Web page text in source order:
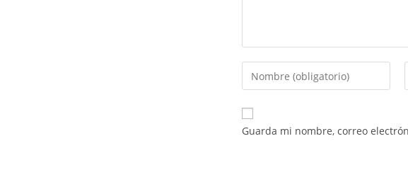
Introduce
tu
nombre
o
Guarda mi nombre, correo